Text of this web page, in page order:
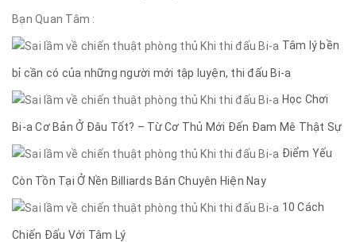
Bạn Quan Tâm :
Tâm lý bền
bỉ cần có của những người mới tập luyện, thi đấu Bi-a
Học Chơi
Bi-a Cơ Bản Ở Đâu Tốt? – Từ Cơ Thủ Mới Đến Đam Mê Thật Sự
Điểm Yếu
Còn Tồn Tại Ở Nền Billiards Bán Chuyên Hiện Nay
10 Cách
Chiến Đấu Với Tâm Lý